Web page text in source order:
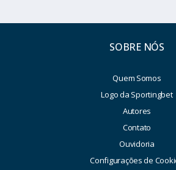
SOBRE NÓS
Quem Somos
Logo da Sportingbet
Autores
Contato
Ouvidoria
Configurações de